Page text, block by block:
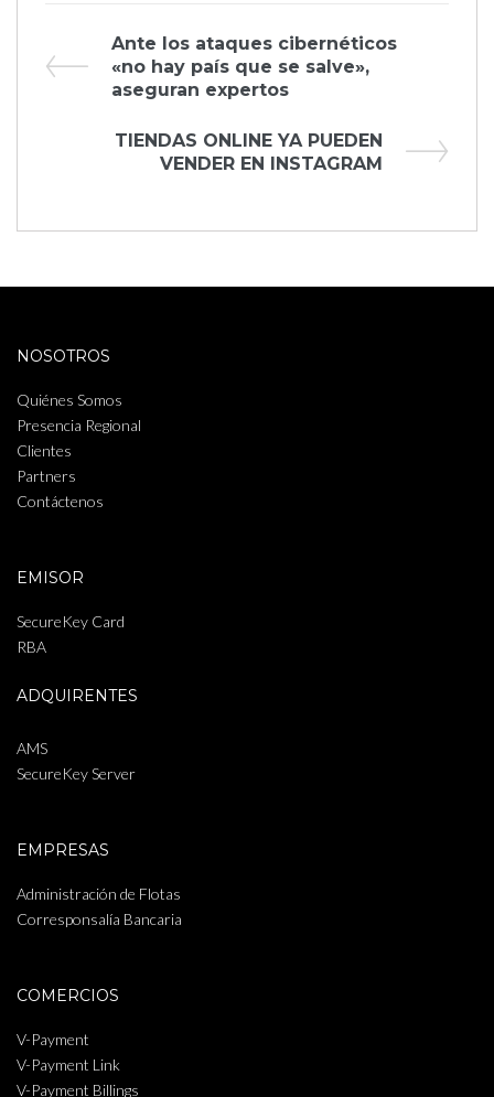
Navegación
entradas
Previous
Post
Ante los ataques cibernéticos
«no hay país que se salve»,
aseguran expertos
Next
TIENDAS ONLINE YA PUEDEN
VENDER EN INSTAGRAM
NOSOTROS
Quiénes Somos
Presencia Regional
Clientes
Partners
Contáctenos
EMISOR
SecureKey Card
RBA
ADQUIRENTES
AMS
SecureKey Server
EMPRESAS
Administración de Flotas
Corresponsalía Bancaria
COMERCIOS
V-Payment
V-Payment Link
V-Payment Billings